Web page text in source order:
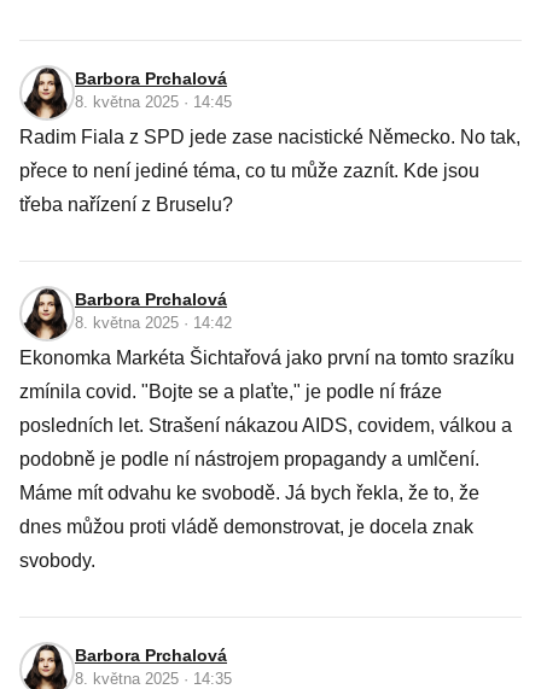
Barbora Prchalová
8. května 2025 · 14:45
Radim Fiala z SPD jede zase nacistické Německo. No tak,
přece to není jediné téma, co tu může zaznít. Kde jsou
třeba nařízení z Bruselu?
Barbora Prchalová
8. května 2025 · 14:42
Ekonomka Markéta Šichtařová jako první na tomto srazíku
zmínila covid. "Bojte se a plaťte," je podle ní fráze
posledních let. Strašení nákazou AIDS, covidem, válkou a
podobně je podle ní nástrojem propagandy a umlčení.
Máme mít odvahu ke svobodě. Já bych řekla, že to, že
dnes můžou proti vládě demonstrovat, je docela znak
svobody.
Barbora Prchalová
8. května 2025 · 14:35